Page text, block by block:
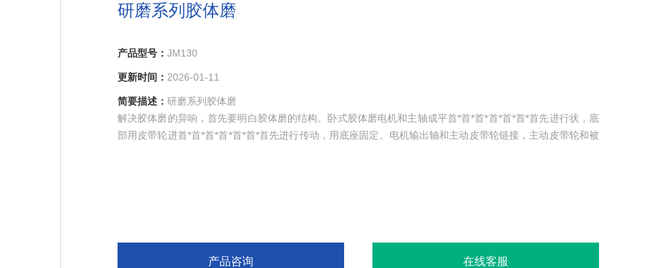
研磨系列胶体磨
产品型号： JM130
更新时间： 2026-01-11
简要描述： 研磨系列胶体磨
解决胶体磨的异响，首先要明白胶体磨的结构。卧式胶体磨电机和主轴成平首*首*首*首*首*首*首先进行状，底
部用皮带轮进首*首*首*首*首*首*首先进行传动，用底座固定。电机输出轴和主动皮带轮链接，主动皮带轮和被
产品咨询 在线客服